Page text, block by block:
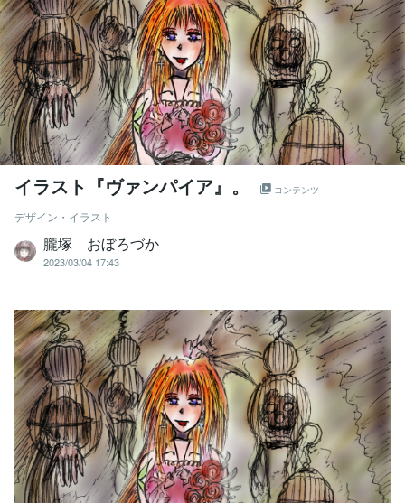
イラスト『ヴァンパイア』。 コンテンツ
デザイン・イラスト
朧塚 おぼろづか
2023/03/04 17:43